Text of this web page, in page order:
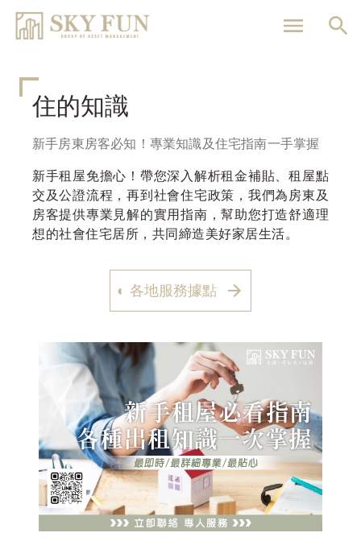
住的知識
新手房東房客必知！專業知識及住宅指南一手掌握
新手租屋免擔心！帶您深入解析租金補貼、租屋點
交及公證流程，再到社會住宅政策，我們為房東及
房客提供專業見解的實用指南，幫助您打造舒適理
想的社會住宅居所，共同締造美好家居生活。
◐ 各地服務據點